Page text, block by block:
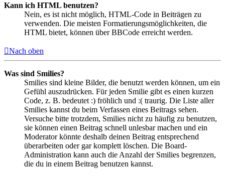
Kann ich HTML benutzen?
Nein, es ist nicht möglich, HTML-Code in Beiträgen zu
verwenden. Die meisten Formatierungsmöglichkeiten, die
HTML bietet, können über BBCode erreicht werden.
Nach oben
Was sind Smilies?
Smilies sind kleine Bilder, die benutzt werden können, um ein
Gefühl auszudrücken. Für jeden Smilie gibt es einen kurzen
Code, z. B. bedeutet :) fröhlich und :( traurig. Die Liste aller
Smilies kannst du beim Verfassen eines Beitrags sehen.
Versuche bitte trotzdem, Smilies nicht zu häufig zu benutzen,
sie können einen Beitrag schnell unlesbar machen und ein
Moderator könnte deshalb deinen Beitrag entsprechend
überarbeiten oder gar komplett löschen. Die Board-
Administration kann auch die Anzahl der Smilies begrenzen,
die du in einem Beitrag benutzen kannst.